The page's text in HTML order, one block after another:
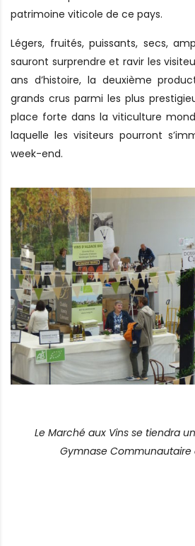
patrimoine viticole de ce pays.
Légers, fruités, puissants, secs,
sauront surprendre et ravir les
ans d’histoire, la deuxième
grands crus parmi les plus
place forte dans la viticulture
laquelle les visiteurs pourront
week-end.
Le Marché aux Vins se tiendra
Gymnase Communautaire